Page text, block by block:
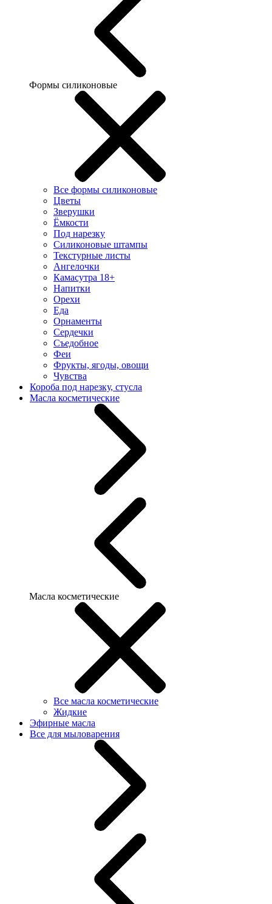
Формы силиконовые
Все формы силиконовые
Цветы
Зверушки
Ёмкости
Под нарезку
Силиконовые штампы
Текстурные листы
Ангелочки
Камасутра 18+
Напитки
Орехи
Еда
Орнаменты
Сердечки
Съедобное
Феи
Фрукты, ягоды, овощи
Чувства
Короба под нарезку, стусла
Масла косметические
Масла косметические
Все масла косметические
Жидкие
Эфирные масла
Все для мыловарения